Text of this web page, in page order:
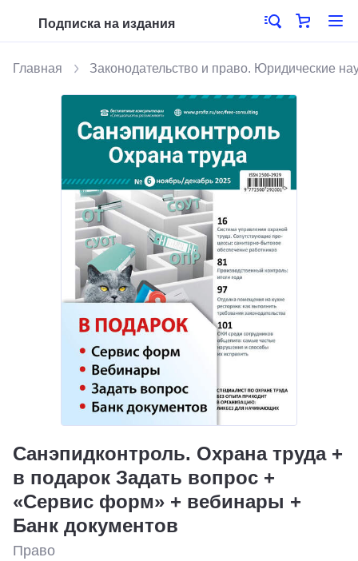
Подписка на издания
Главная Законодательство и право. Юридические
Санэпидконтроль. Охрана труда +
в подарок Задать вопрос +
«Сервис форм» + вебинары +
Банк документов
Право